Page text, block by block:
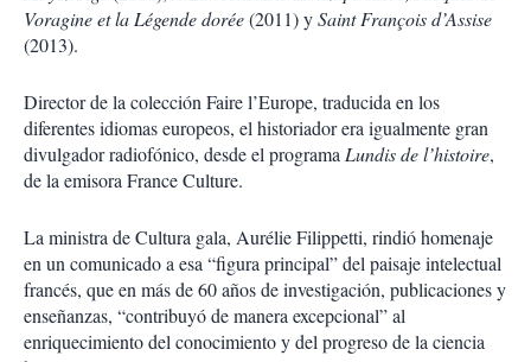
Voragine et la Légende dorée(2011) ySaint François d’Assise
(2013).
Director de la colección Faire l’Europe, traducida en los
diferentes idiomas europeos, el historiador era igualmente gran
divulgador radiofónico, desde el programaLundis de l’histoire,
de la emisora France Culture.
La ministra de Cultura gala, Aurélie Filippetti, rindió homenaje
en un comunicado a esa “figura principal” del paisaje intelectual
francés, que en más de 60 años de investigación, publicaciones y
enseñanzas, “contribuyó de manera excepcional” al
enriquecimiento del conocimiento y del progreso de la ciencia